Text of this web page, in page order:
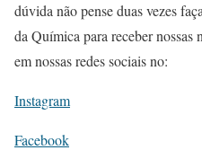
dúvida não pense duas vezes
da Química para receber nossas
em nossas redes sociais no:
Instagram
Facebook